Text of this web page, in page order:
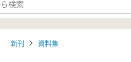
新刊 資料集